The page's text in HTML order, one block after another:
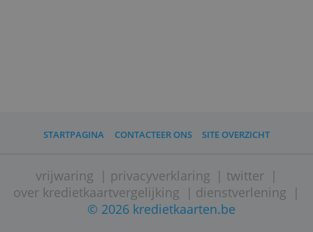
te maken en op te sturen. Dat duurt in
vakantieperiodes misschien meer. Vraag
je kaart dus minstens drie weken voor je
vertrek aan.